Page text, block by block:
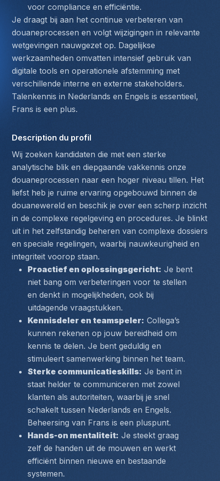
voor compliance en efficiëntie.
Je draagt bij aan het continue verbeteren van
douaneprocessen en volgt wijzigingen in relevante
wetgevingen nauwgezet op. Dagelijkse
werkzaamheden omvatten intensief gebruik van
digitale tools en operationele afstemming met
verschillende interne en externe stakeholders.
Talenkennis in Nederlands en Engels
Frans is een plus.
Description du profil
Wij zoeken kandidaten die met een sterke
analytische blik en diepgaande vakkennis onze
douaneprocessen naar een hoger niveau tillen. Het
liefst heb je ruime ervaring opgebouwd binnen de
douanewereld en beschik je over een scherp inzicht
in de complexe regelgeving en procedures. Je blinkt
uit in het zelfstandig beheren van complexe dossiers
en speciale regelingen, waarbij nauwkeurigheid en
integriteit voorop staan.
Proactief en oplossingsgericht: Je bent
niet bang om verbeteringen voor te stellen
en denkt in mogelijkheden, ook bij
uitdagende vraagstukken.
Kennisdeler en teamspeler: Collega’s
kunnen rekenen op jouw bereidheid om
kennis te delen. Je bent geduldig en
stimuleert samenwerking binnen het team.
Sterke communicatieskills: Je bent in
staat helder te communiceren met zowel
klanten als autoriteiten, waarbij je snel
schakelt tussen Nederlands en Engels.
Beheersing van Frans is een pluspunt.
Hands-on mentaliteit: Je steekt graag
zelf de handen uit de mouwen en werkt
efficiënt binnen nieuwe en bestaande
systemen.